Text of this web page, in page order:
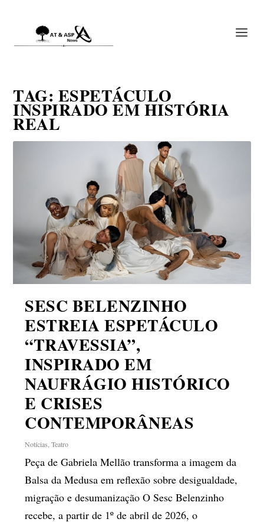
TAG: ESPETÁCULO
INSPIRADO EM HISTÓRIA
REAL
SESC BELENZINHO
ESTREIA ESPETÁCULO
“TRAVESSIA”,
INSPIRADO EM
NAUFRÁGIO HISTÓRICO
E CRISES
CONTEMPORÂNEAS
Notícias ,Teatro
Peça de Gabriela Mellão transforma a imagem da
Balsa da Medusa em reflexão sobre desigualdade,
migração e desumanização O Sesc Belenzinho
recebe, a partir de 1º de abril de 2026, o